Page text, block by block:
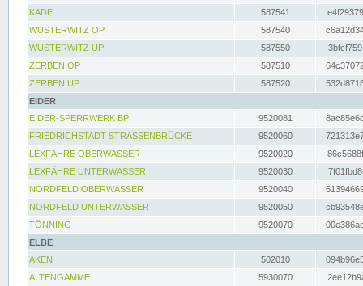
KADE
587541
WUSTERWITZ OP
587540
WUSTERWITZ UP
587550
ZERBEN OP
587510
ZERBEN UP
587520
EIDER
EIDER-SPERRWERK BP
9520081
FRIEDRICHSTADT STRASSENBRÜCKE
9520060
LEXFÄHRE OBERWASSER
9520020
LEXFÄHRE UNTERWASSER
9520030
NORDFELD OBERWASSER
9520040
NORDFELD UNTERWASSER
9520050
TÖNNING
9520070
ELBE
AKEN
502010
ALTENGAMME
5930070